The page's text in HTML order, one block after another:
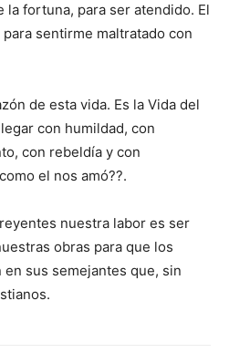
la fortuna, para ser atendido. El
sentirme maltratado con
de esta vida. Es la Vida del
con humildad, con
con rebeldía y con
el nos amó??.
nuestra labor es ser
obras para que los
en sus semejantes que, sin